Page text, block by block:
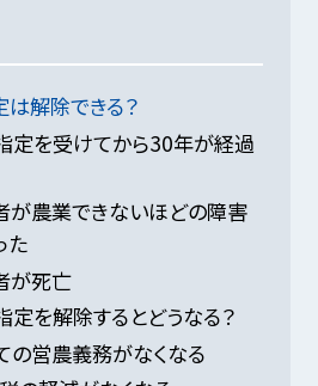
解除できる？
定を受けてから30年が経過
が農業できないほどの障害
た
が死亡
を解除するとどうなる？
の営農義務がなくなる